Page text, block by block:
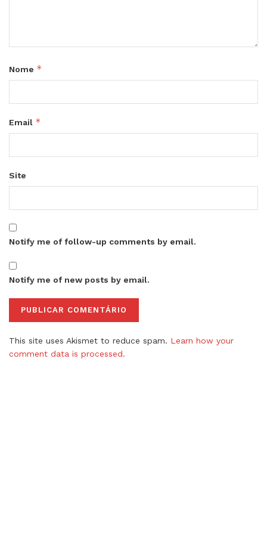
Nome *
Email *
Site
Notify me of follow-up comments by email.
Notify me of new posts by email.
This site uses Akismet to reduce spam. Learn how your
comment data is processed.